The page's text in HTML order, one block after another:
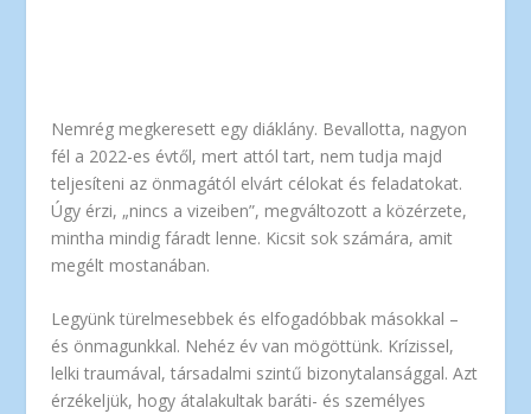
Nemrég megkeresett egy diáklány. Bevallotta, nagyon
fél a 2022-es évtől, mert attól tart, nem tudja majd
teljesíteni az önmagától elvárt célokat és feladatokat.
Úgy érzi, „nincs a vizeiben”, megváltozott a közérzete,
mintha mindig fáradt lenne. Kicsit sok számára, amit
megélt mostanában.
Legyünk türelmesebbek és elfogadóbbak másokkal –
és önmagunkkal. Nehéz év van mögöttünk. Krízissel,
lelki traumával, társadalmi szintű bizonytalansággal. Azt
érzékeljük, hogy átalakultak baráti- és személyes